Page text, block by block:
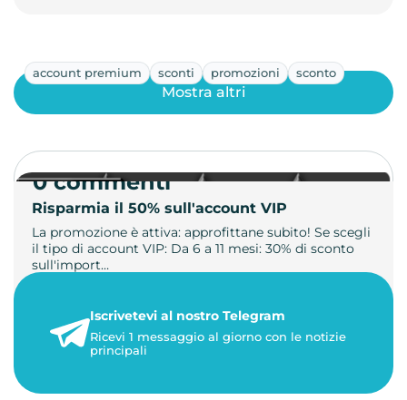
account premium sconti promozioni sconto
Risparmia il 50% sull'account VIP
La promozione è attiva: approfittane subito! Se scegli
il tipo di account VIP: Da 6 a 11 mesi: 30% di sconto
sull'import…
1 minuto di lettura
Mostra altri
0 commenti
Iscrivetevi al nostro Telegram
Ricevi 1 messaggio al giorno con le notizie
principali